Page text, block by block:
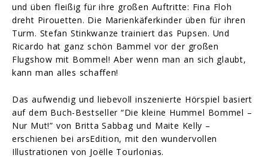
und üben fleißig für ihre großen Auftritte: Fina Floh
dreht Pirouetten. Die Marienkäferkinder üben für ihren
Turm. Stefan Stinkwanze trainiert das Pupsen. Und
Ricardo hat ganz schön Bammel vor der großen
Flugshow mit Bommel! Aber wenn man an sich glaubt,
kann man alles schaffen!
Das aufwendig und liebevoll inszenierte Hörspiel basiert
auf dem Buch-Bestseller “Die kleine Hummel Bommel –
Nur Mut!” von Britta Sabbag und Maite Kelly –
erschienen bei arsEdition, mit den wundervollen
Illustrationen von Joëlle Tourlonias.